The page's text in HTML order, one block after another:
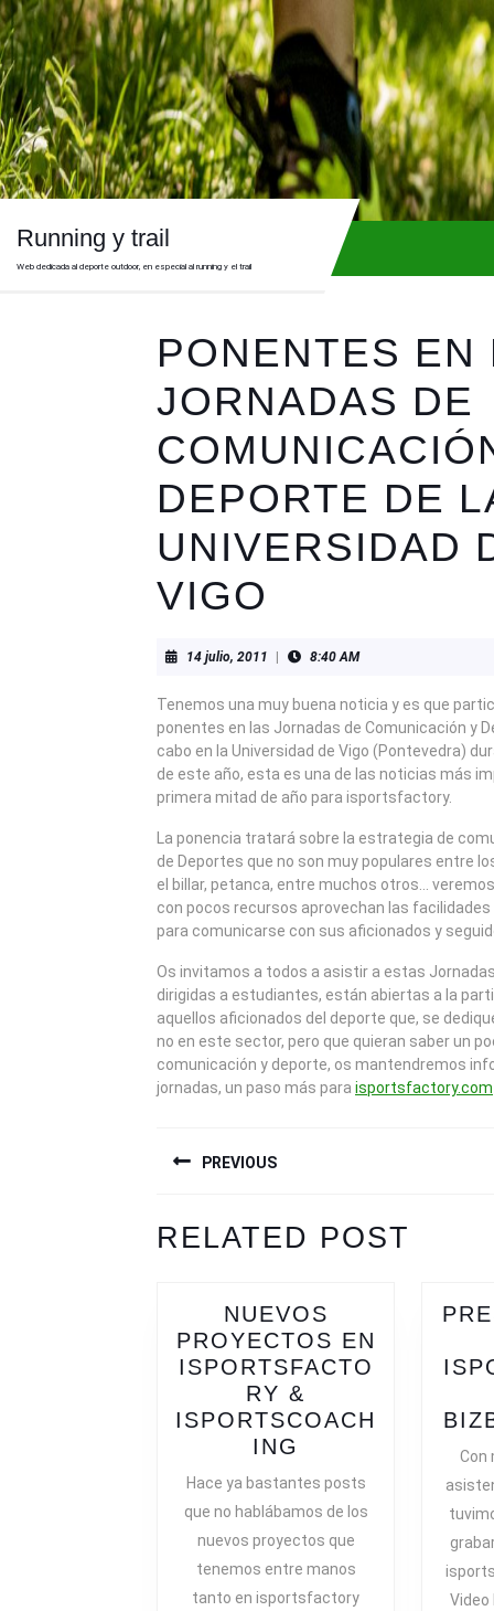
Skip
to
content
Running y trail
Web dedicada al deporte outdoor, en especial al running y el trail
PONENTES EN
JORNADAS DE
DEPORTE DE
UNIVERSIDAD
VIGO
14 julio, 2011 14
2011
8:40 AM
Tenemos una muy buena noticia y es que
ponentes en las Jornadas de Comunicación y
cabo en la Universidad de Vigo (Pontevedra)
de este año, esta es una de las noticias más
primera mitad de año para isportsfactory.
La ponencia tratará sobre la estrategia de
de Deportes que no son muy populares entre
el billar, petanca, entre muchos otros…
con pocos recursos aprovechan las facilidades
para comunicarse con sus aficionados y
Os invitamos a todos a asistir a estas
dirigidas a estudiantes, están abiertas a la
aquellos aficionados del deporte que, se
no en este sector, pero que quieran saber un
comunicación y deporte, os mantendremos
jornadas, un paso más para isportsfactory.com
DE
ENTRADAS
PREVIOUS
post:
RELATED POST
NUEVOS
PROYECTOS EN
ISPORTSFACTO
RY &
ISPORTSCOACH
ING
PROYECTOS
EN
&
Hace ya bastantes posts
que no hablábamos de los
nuevos proyectos que
tenemos entre manos
tanto en isportsfactory
Con
Video